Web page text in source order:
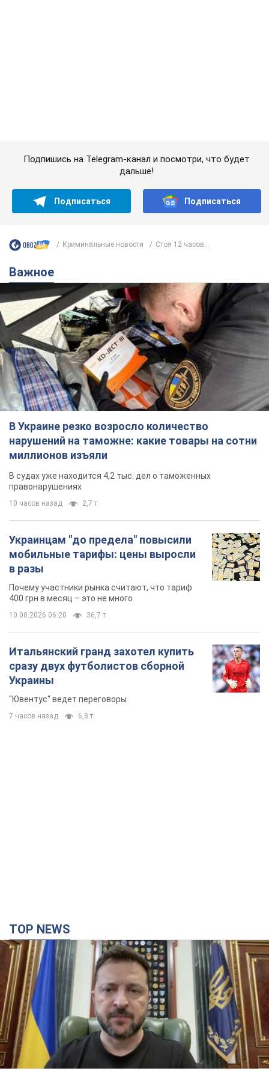
Подпишись на Telegram-канал и посмотри, что будет
дальше!
Подписаться Подписаться
Криминальные новости Стоя 12 часов...
Важное
В Украине резко возросло количество
нарушений на таможне: какие товары на сотни
миллионов изъяли
В судах уже находится 4,2 тыс. дел о таможенных
правонарушениях
10 часов назад 2,7 т.
Украинцам "до предела" повысили
мобильные тарифы: цены выросли
в разы
Почему участники рынка считают, что тариф
400 грн в месяц – это не много
10.08.2026 06:20 36,7 т.
Итальянский гранд захотел купить
сразу двух футболистов сборной
Украины
"Ювентус" ведет переговоры
7 часов назад 6,8 т.
TOP NEWS